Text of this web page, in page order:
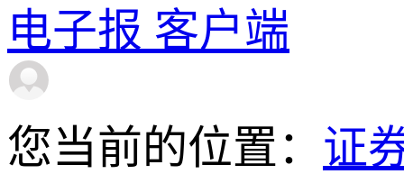
电子报 客户端
您当前的位置： 证